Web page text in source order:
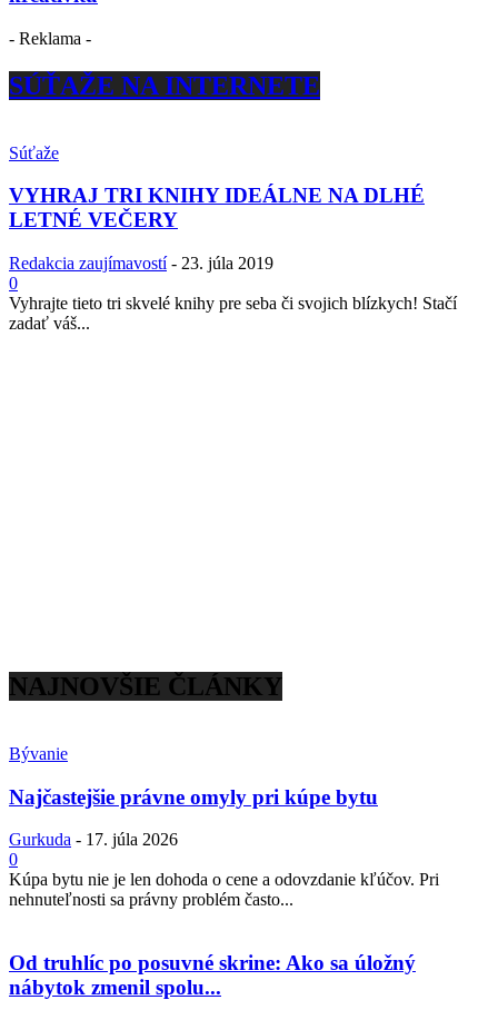
- Reklama -
SÚŤAŽE NA INTERNETE
Súťaže
VYHRAJ TRI KNIHY IDEÁLNE NA DLHÉ
LETNÉ VEČERY
Redakcia zaujímavostí - 23. júla 2019
0
Vyhrajte tieto tri skvelé knihy pre seba či svojich blízkych! Stačí
zadať váš...
NAJNOVŠIE ČLÁNKY
Bývanie
Najčastejšie právne omyly pri kúpe bytu
Gurkuda - 17. júla 2026
0
Kúpa bytu nie je len dohoda o cene a odovzdanie kľúčov. Pri
nehnuteľnosti sa právny problém často...
Od truhlíc po posuvné skrine: Ako sa úložný
nábytok zmenil spolu...